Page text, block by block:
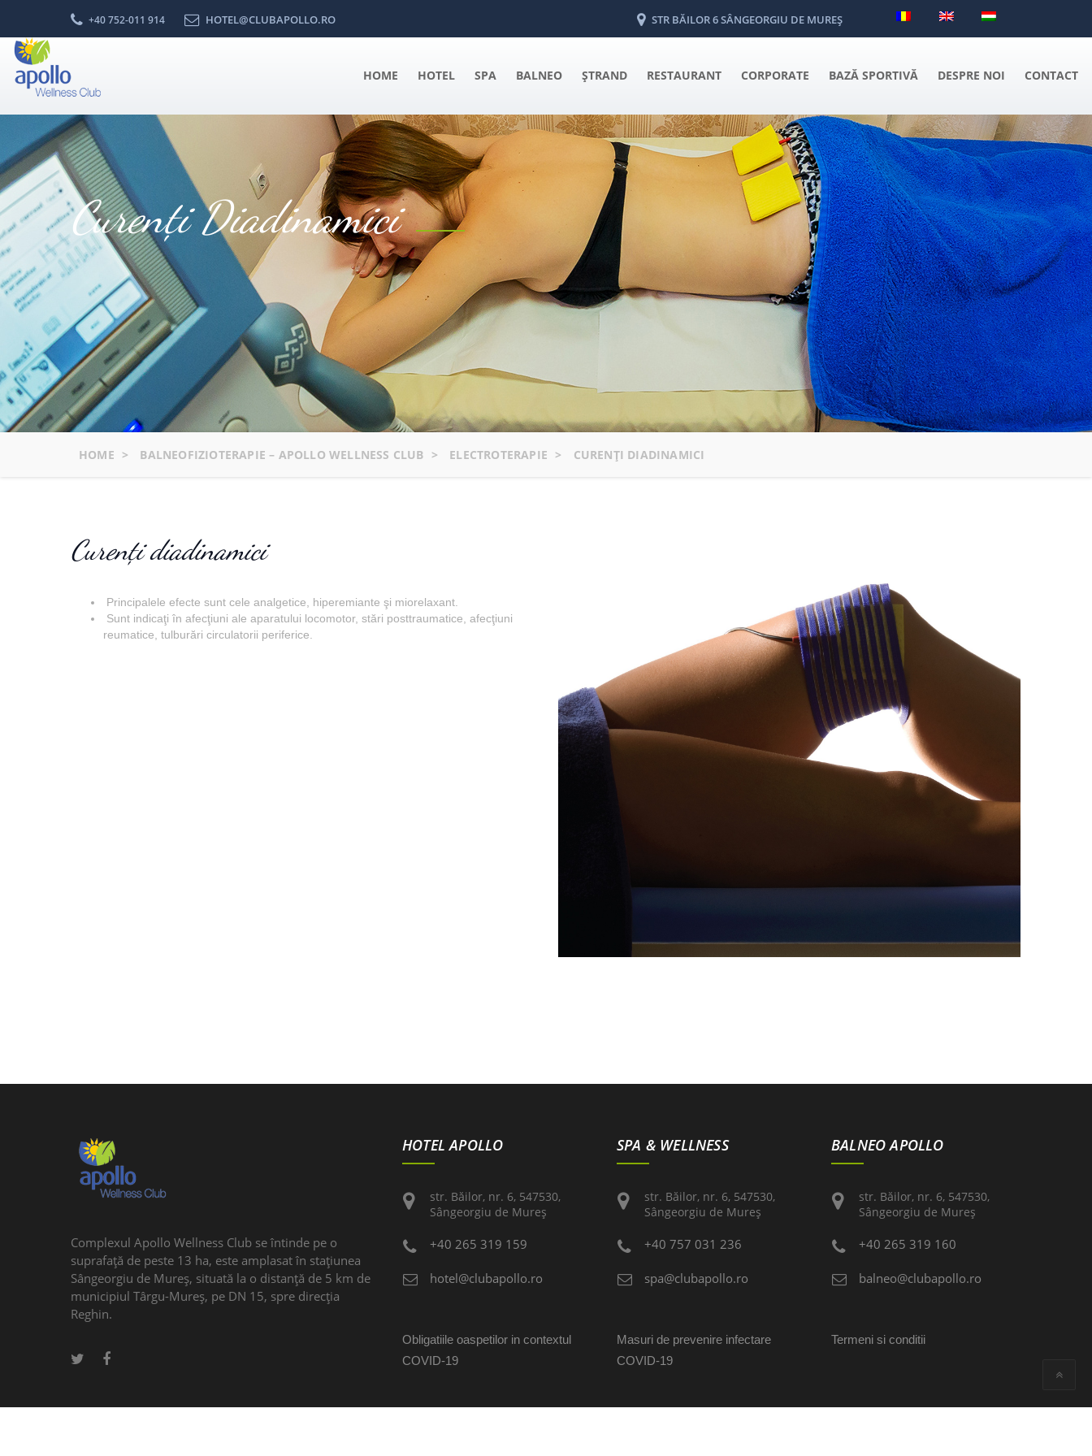
+40 752-011 914 HOTEL@CLUBAPOLLO.RO STR BĂILOR 6 SÂNGEORGIU DE MUREŞ
HOME HOTEL SPA BALNEO ŞTRAND RESTAURANT CORPORATE BAZĂ SPORTIVĂ DESPRE NOI CONTACT
Curenţi Diadinamici
HOME > BALNEOFIZIOTERAPIE – APOLLO WELLNESS CLUB > ELECTROTERAPIE > CURENŢI DIADINAMICI
Curenţi diadinamici
Principalele efecte sunt cele analgetice, hiperemiante şi miorelaxant.
Sunt indicaţi în afecţiuni ale aparatului locomotor, stări posttraumatice, afecţiuni
reumatice, tulburări circulatorii periferice.
Complexul Apollo Wellness Club se întinde pe o
suprafaţă de peste 13 ha, este amplasat în stațiunea
Sângeorgiu de Mureş, situată la o distanţă de 5 km de
municipiul Târgu-Mureş, pe DN 15, spre direcţia
Reghin.
HOTEL APOLLO
str. Băilor, nr. 6, 547530,
Sângeorgiu de Mureş
+40 265 319 159
hotel@clubapollo.ro
Obligatiile oaspetilor in contextul
COVID-19
SPA & WELLNESS
str. Băilor, nr. 6, 547530,
Sângeorgiu de Mureş
+40 757 031 236
spa@clubapollo.ro
Masuri de prevenire infectare
COVID-19
BALNEO APOLLO
str. Băilor, nr. 6, 547530,
Sângeorgiu de Mureş
+40 265 319 160
balneo@clubapollo.ro
Termeni si conditii